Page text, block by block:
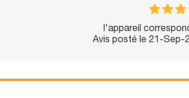
l'appareil
Avis posté le 21-Sep-